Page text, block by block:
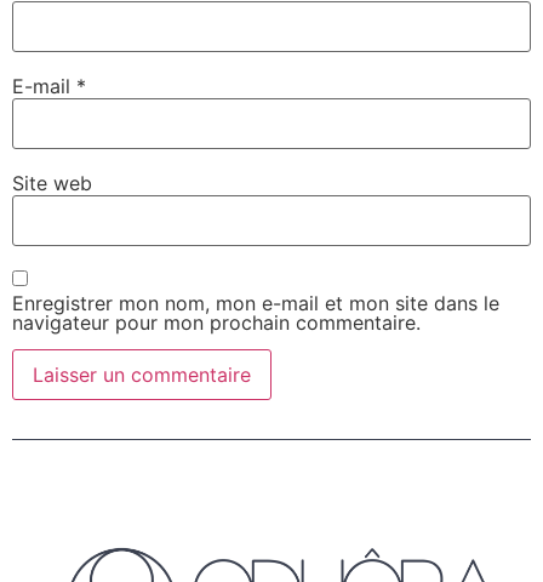
E-mail *
Site web
Enregistrer mon nom, mon e-mail et mon site dans le
navigateur pour mon prochain commentaire.